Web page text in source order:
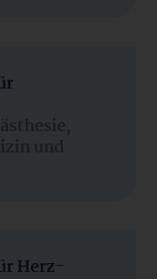
und
Herz-